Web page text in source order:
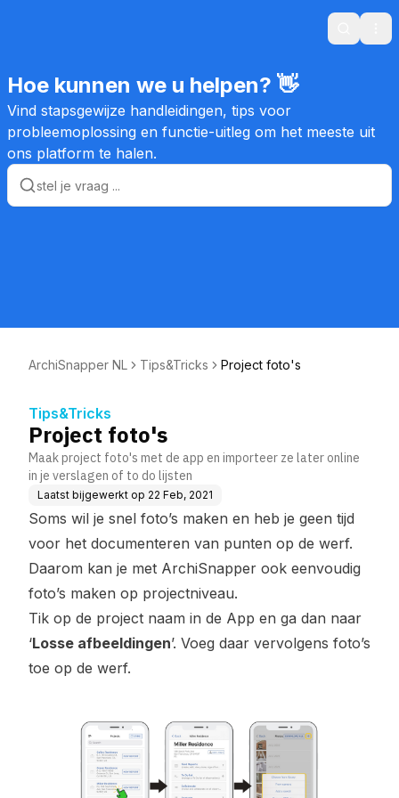
Search
Hoe kunnen we u helpen? 👋
Vind stapsgewijze handleidingen, tips voor
probleemoplossing en functie-uitleg om het meeste uit
ons platform te halen.
ArchiSnapper NL Tips&Tricks Project foto's
Tips&Tricks
Project foto's
Maak project foto's met de app en importeer ze later online
in je verslagen of to do lijsten
Laatst bijgewerkt op 22 Feb, 2021
Soms wil je snel foto’s maken en heb je geen tijd
voor het documenteren van punten op de werf.
Daarom kan je met ArchiSnapper ook eenvoudig
foto’s maken op projectniveau.
Tik op de project naam in de App en ga dan naar
‘Losse afbeeldingen’. Voeg daar vervolgens foto’s
toe op de werf.